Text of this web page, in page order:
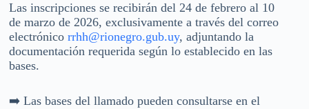
Las inscripciones se recibirán del 24 de febrero al 10
de marzo de 2026, exclusivamente a través del correo
electrónico rrhh@rionegro.gub.uy, adjuntando la
documentación requerida según lo establecido en las
bases.
➡️ Las bases del llamado pueden consultarse en el